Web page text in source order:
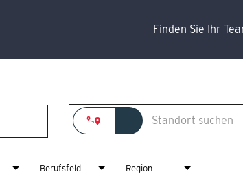
Finden Sie Ihr
Berufsfeld Region